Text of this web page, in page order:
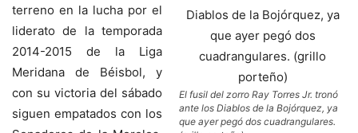
El fusil del zorro Ray Torres Jr. tronó
ante los Diablos de la Bojórquez, ya
que ayer pegó dos cuadrangulares.
terreno en la lucha por el
liderato de la temporada
2014-2015 de la Liga
Meridana de Béisbol, y
con su victoria del sábado
siguen empatados con los